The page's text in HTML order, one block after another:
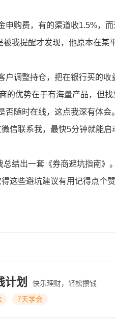
申购费，有的渠道收1.5%，
我提醒才发现，他原本在某
户调整持仓，把在银行买的
的优势在于有海量产品，但找
否随时在线，这点我深有体
信联系我，最快5分钟就能启
结出一套《券商避坑指南》
这些避坑建议有用记得点个
计划
快乐理财，轻松攒钱
7天学会